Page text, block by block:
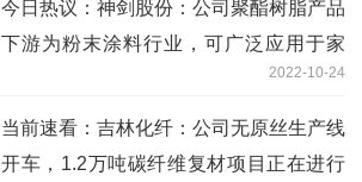
今日热议：神剑股份：公司聚酯树脂产品
下游为粉末涂料行业，可广泛应用于家
电、建材、汽车、农机、5G基站、医疗
机械及室外器材等领域
2022-10-24
当前速看：吉林化纤：公司无原丝生产线
开车，1.2万吨碳纤维复材项目正在进行